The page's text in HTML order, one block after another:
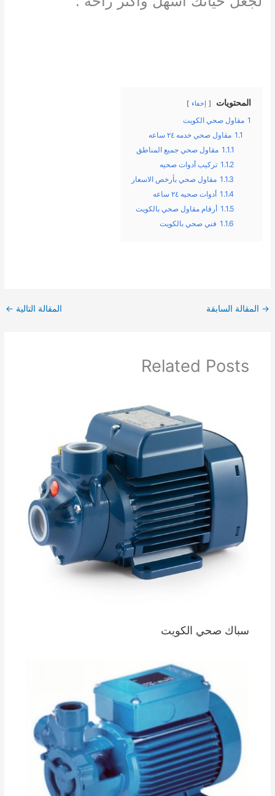
المحتويات إخفاء
1 مقاول صحي الكويت
1.1 مقاول صحي خدمه ٢٤ ساعه
1.1.1 مقاول صحي جميع المناطق
1.1.2 تركيب أدوات صحيه
1.1.3 مقاول صحي بأرخص الاسعار
1.1.4 أدوات صحيه ٢٤ ساعه
1.1.5 أرقام مقاول صحي بالكويت
1.1.6 فني صحي بالكويت
→ المقالة السابقة المقالة التالية ←
Related Posts
سباك صحي الكويت